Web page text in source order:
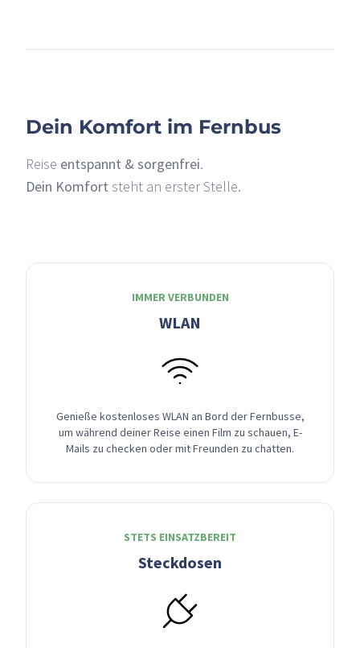
Dein Komfort im Fernbus
Reise entspannt & sorgenfrei.
Dein Komfort steht an erster Stelle.
IMMER VERBUNDEN
WLAN
Genieße kostenloses WLAN an Bord der Fernbusse,
um während deiner Reise einen Film zu schauen, E-
Mails zu checken oder mit Freunden zu chatten.
STETS EINSATZBEREIT
Steckdosen